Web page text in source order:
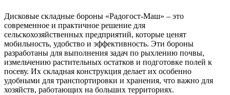
Дисковые складные бороны «Радогост-Маш» – это
современное и практичное решение для
сельскохозяйственных предприятий, которые ценят
мобильность, удобство и эффективность. Эти бороны
разработаны для выполнения задач по рыхлению почвы,
измельчению растительных остатков и подготовке полей к
посеву. Их складная конструкция делает их особенно
удобными для транспортировки и хранения, что важно для
хозяйств, работающих на больших территориях.